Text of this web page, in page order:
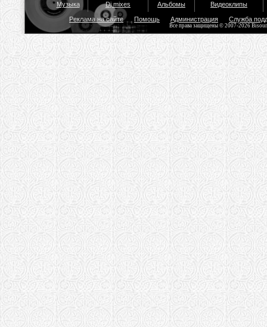
Музыка Dj mixes Альбомы Видеоклипы
Реклама на сайте Помощь Администрация Служба
Все права защищены © 2007-2026